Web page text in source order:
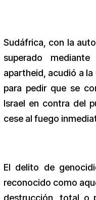
Sudáfrica, con la
superado
apartheid, acudió a
para pedir que se
Israel en contra del
cese al fuego
El delito de
reconocido como